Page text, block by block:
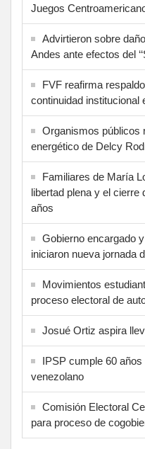
Juegos
Advirtieron sobre
Andes ante efectos del
FVF reafirma
continuidad institucional
Organismos públicos
energético de Delcy
Familiares de María
libertad plena y el
años
Gobierno encargado
iniciaron nueva jornada
Movimientos
proceso electoral de
Josué Ortiz aspira
IPSP cumple 60
venezolano
Comisión Electoral
para proceso de